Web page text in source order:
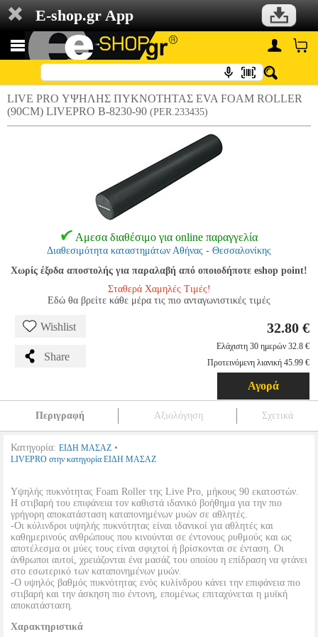
E-shop.gr App
LIVE PRO ΥΨΗΛΗΣ ΠΥΚΝΟΤΗΤΑΣ EVA FOAM ROLLER
(90CM) LIVEPRO Β-8230-90 (PER.233435)
Αμεσα διαθέσιμο για online παραγγελία
Διαθεσιμότητα καταστημάτων Αθήνας - Θεσσαλονίκης
Χωρίς έξοδα αποστολής για παραλαβή από οποιοδήποτε eshop point!
Σταθερά Χαμηλές Τιμές!
Εδώ θα βρείτε κάθε μέρα τις πιο ανταγωνιστικές τιμές
Wishlist
Share
32.80 €
Ελάχιστη 30 ημερών 32.8 €
Προτεινόμενη λιανική 45.99 €
Αγορά
Περιγραφή Αξιολόγηση Σχετικά
Κατηγορία: ΕΙΔΗ ΜΑΣΑΖ •
LIVEPRO στην κατηγορία ΕΙΔΗ ΜΑΣΑΖ
Υψηλής πυκνότητας Foam Roller της Live Pro, μήκους 90 εκατοστών.
Η στιβαρή του επιφάνεια τον καθιστά ιδανικό βοήθημα για την πιο
γρήγορη αποκατάσταση καταπονημένων μυών σε αθλητές.
-Οι κύλινδροι υψηλής πυκνότητας είναι ιδανικοί για αθλητές και
καθημερινούς ανθρώπους που κινούνται σε έντονους ρυθμούς και ως
αποτέλεσμα οι μύες τους είναι σφιχτοί ή βρίσκονται σε ένταση. Οι
άνθρωποι αυτοί, χρειάζονται ένα μασάζ του οποίου η επίδραση να φτάνει
στο εσωτερικό των καταπονημένων μυών.
-Ο υψηλός βαθμός πυκνότητας ενός κυλίνδρου κάνει την επιφάνεια πιο
στιβαρή και την άσκηση πιο έντονη, επομένως επιταχύνεται η μυϊκή
αποκατάσταση.
Χαρακτηριστικά